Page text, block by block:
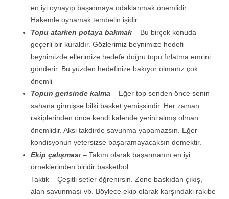
en iyi oynayıp başarmaya odaklanmak önemlidir.
Hakemle oynamak tembelin işidir.
Topu atarken potaya bakmak – Bu birçok konuda
geçerli bir kuraldır. Gözlerimiz beynimize hedefi
beynimizde ellerimize hedefe doğru topu fırlatma emrini
gönderir. Bu yüzden hedefinize bakıyor olmanız çok
önemli
Topun gerisinde kalma – Eğer top senden önce senin
sahana girmişse bilki basket yemişsindir. Her zaman
rakiplerinden önce kendi kalende yerini almış olman
önemlidir. Aksi takdirde savunma yapamazsın. Eğer
kondisyonun yetersizse başaramayacaksın demektir.
Ekip çalışması – Takım olarak başarmanın en iyi
örneklerinden biridir basketbol.
Taktik – Çeşitli setler öğrenirsin. Zone baskıdan çıkış,
alan savunması vb. Böylece ekip olarak karşındaki rakibe